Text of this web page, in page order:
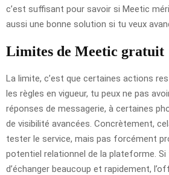
c’est suffisant pour savoir si Meetic
aussi une bonne solution si tu veux
Limites de Meetic gratuit
La limite, c’est que certaines actions
les règles en vigueur, tu peux ne pas
réponses de messagerie, à certaines
de visibilité avancées. Concrètement,
tester le service, mais pas forcément
potentiel relationnel de la plateforme.
d’échanger beaucoup et rapidement,